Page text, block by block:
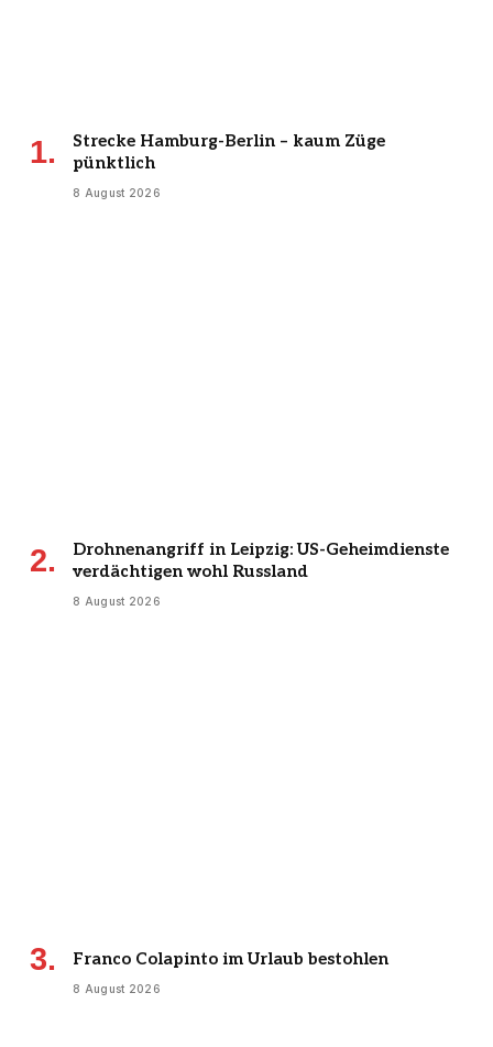
Strecke Hamburg-Berlin – kaum Züge
pünktlich
8 August 2026
Drohnenangriff in Leipzig: US-Geheimdienste
verdächtigen wohl Russland
8 August 2026
Franco Colapinto im Urlaub bestohlen
8 August 2026